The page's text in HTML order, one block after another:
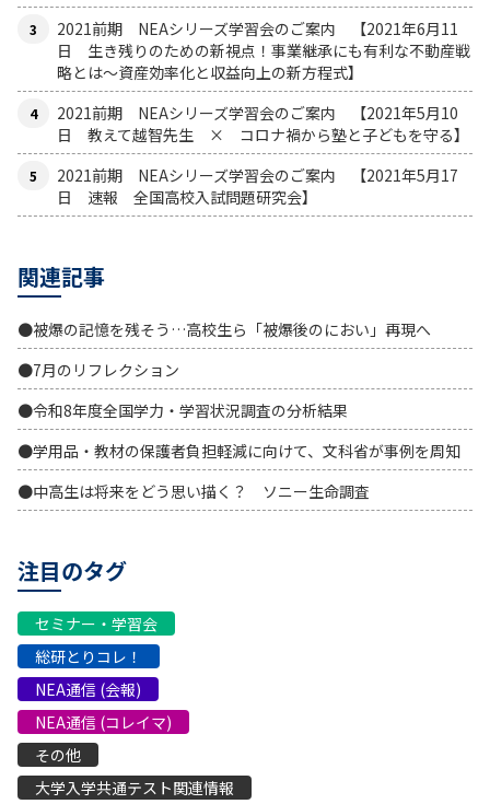
2021前期 NEAシリーズ学習会のご案内 【2021年6月11
日 生き残りのための新視点！事業継承にも有利な不動産戦
略とは〜資産効率化と収益向上の新方程式】
2021前期 NEAシリーズ学習会のご案内 【2021年5月10
日 教えて越智先生 × コロナ禍から塾と子どもを守る】
2021前期 NEAシリーズ学習会のご案内 【2021年5月17
日 速報 全国高校入試問題研究会】
関連記事
●被爆の記憶を残そう…高校生ら「被爆後のにおい」再現へ
●7月のリフレクション
●令和8年度全国学力・学習状況調査の分析結果
●学用品・教材の保護者負担軽減に向けて、文科省が事例を周知
●中高生は将来をどう思い描く？ ソニー生命調査
注目のタグ
セミナー・学習会
総研とりコレ！
NEA通信 (会報)
NEA通信 (コレイマ)
その他
大学入学共通テスト関連情報